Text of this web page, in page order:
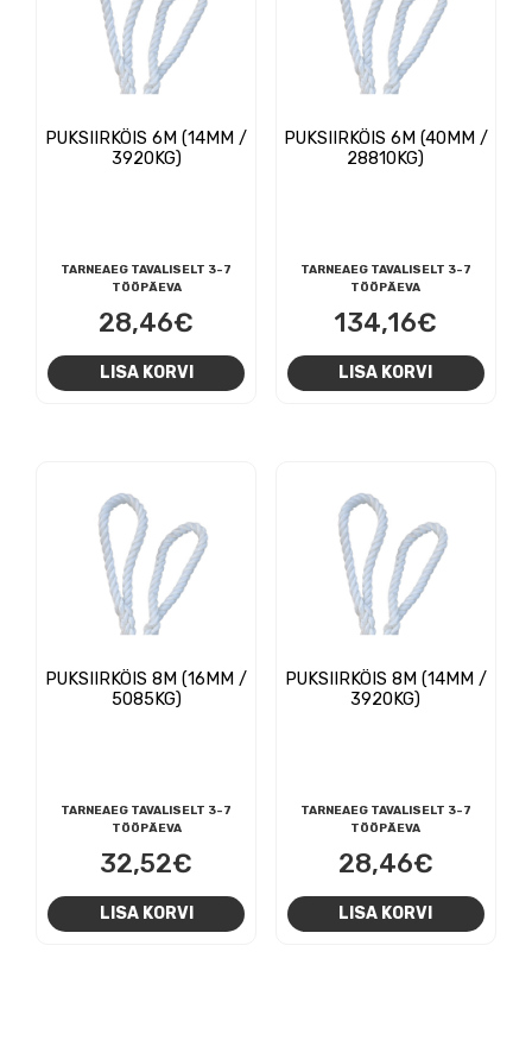
PUKSIIRKÖIS 6M (14MM /
3920KG)
TARNEAEG TAVALISELT 3-7
TÖÖPÄEVA
28,46€
LISA KORVI
PUKSIIRKÖIS 6M (40MM /
28810KG)
TARNEAEG TAVALISELT 3-7
TÖÖPÄEVA
134,16€
LISA KORVI
PUKSIIRKÖIS 8M (16MM /
5085KG)
TARNEAEG TAVALISELT 3-7
TÖÖPÄEVA
32,52€
LISA KORVI
PUKSIIRKÖIS 8M (14MM /
3920KG)
TARNEAEG TAVALISELT 3-7
TÖÖPÄEVA
28,46€
LISA KORVI